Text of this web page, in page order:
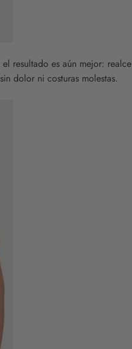
el resultado es aún mejor: realce
dolor ni costuras molestas.